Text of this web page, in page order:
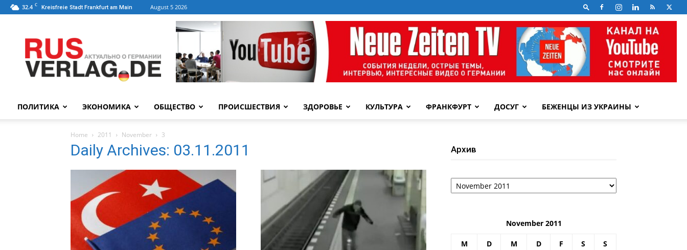
32.4 C Kreisfreie Stadt Frankfurt am Main August 5 2026
ПОЛИТИКА ЭКОНОМИКА ОБЩЕСТВО ПРОИСШЕСТВИЯ ЗДОРОВЬЕ КУЛЬТУРА ФРАНКФУРТ ДОСУГ БЕЖЕНЦЫ ИЗ УКРАИНЫ
Home 2011 November 3
Daily Archives: 03.11.2011 Архив
Архив
November 2011
M D M D F S S